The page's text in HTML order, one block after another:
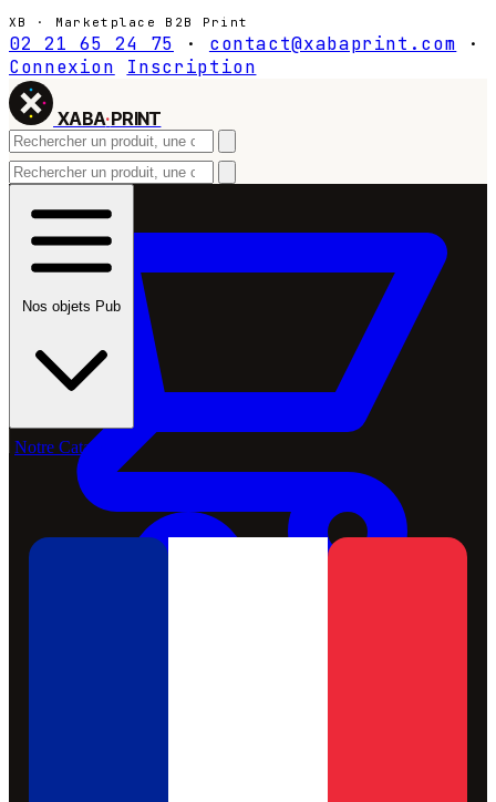
XB · Marketplace B2B Print
02 21 65 24 75 · contact@xabaprint.com
·
Connexion
Inscription
XABA·PRINT
Nos objets Pub
Notre Catalogue